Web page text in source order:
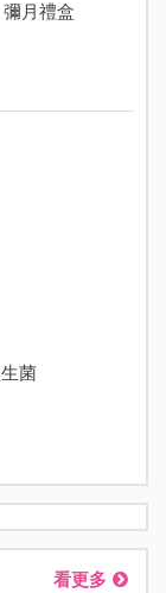
彌月禮盒
菌
看更多